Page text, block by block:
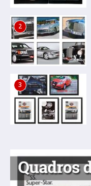
2
3